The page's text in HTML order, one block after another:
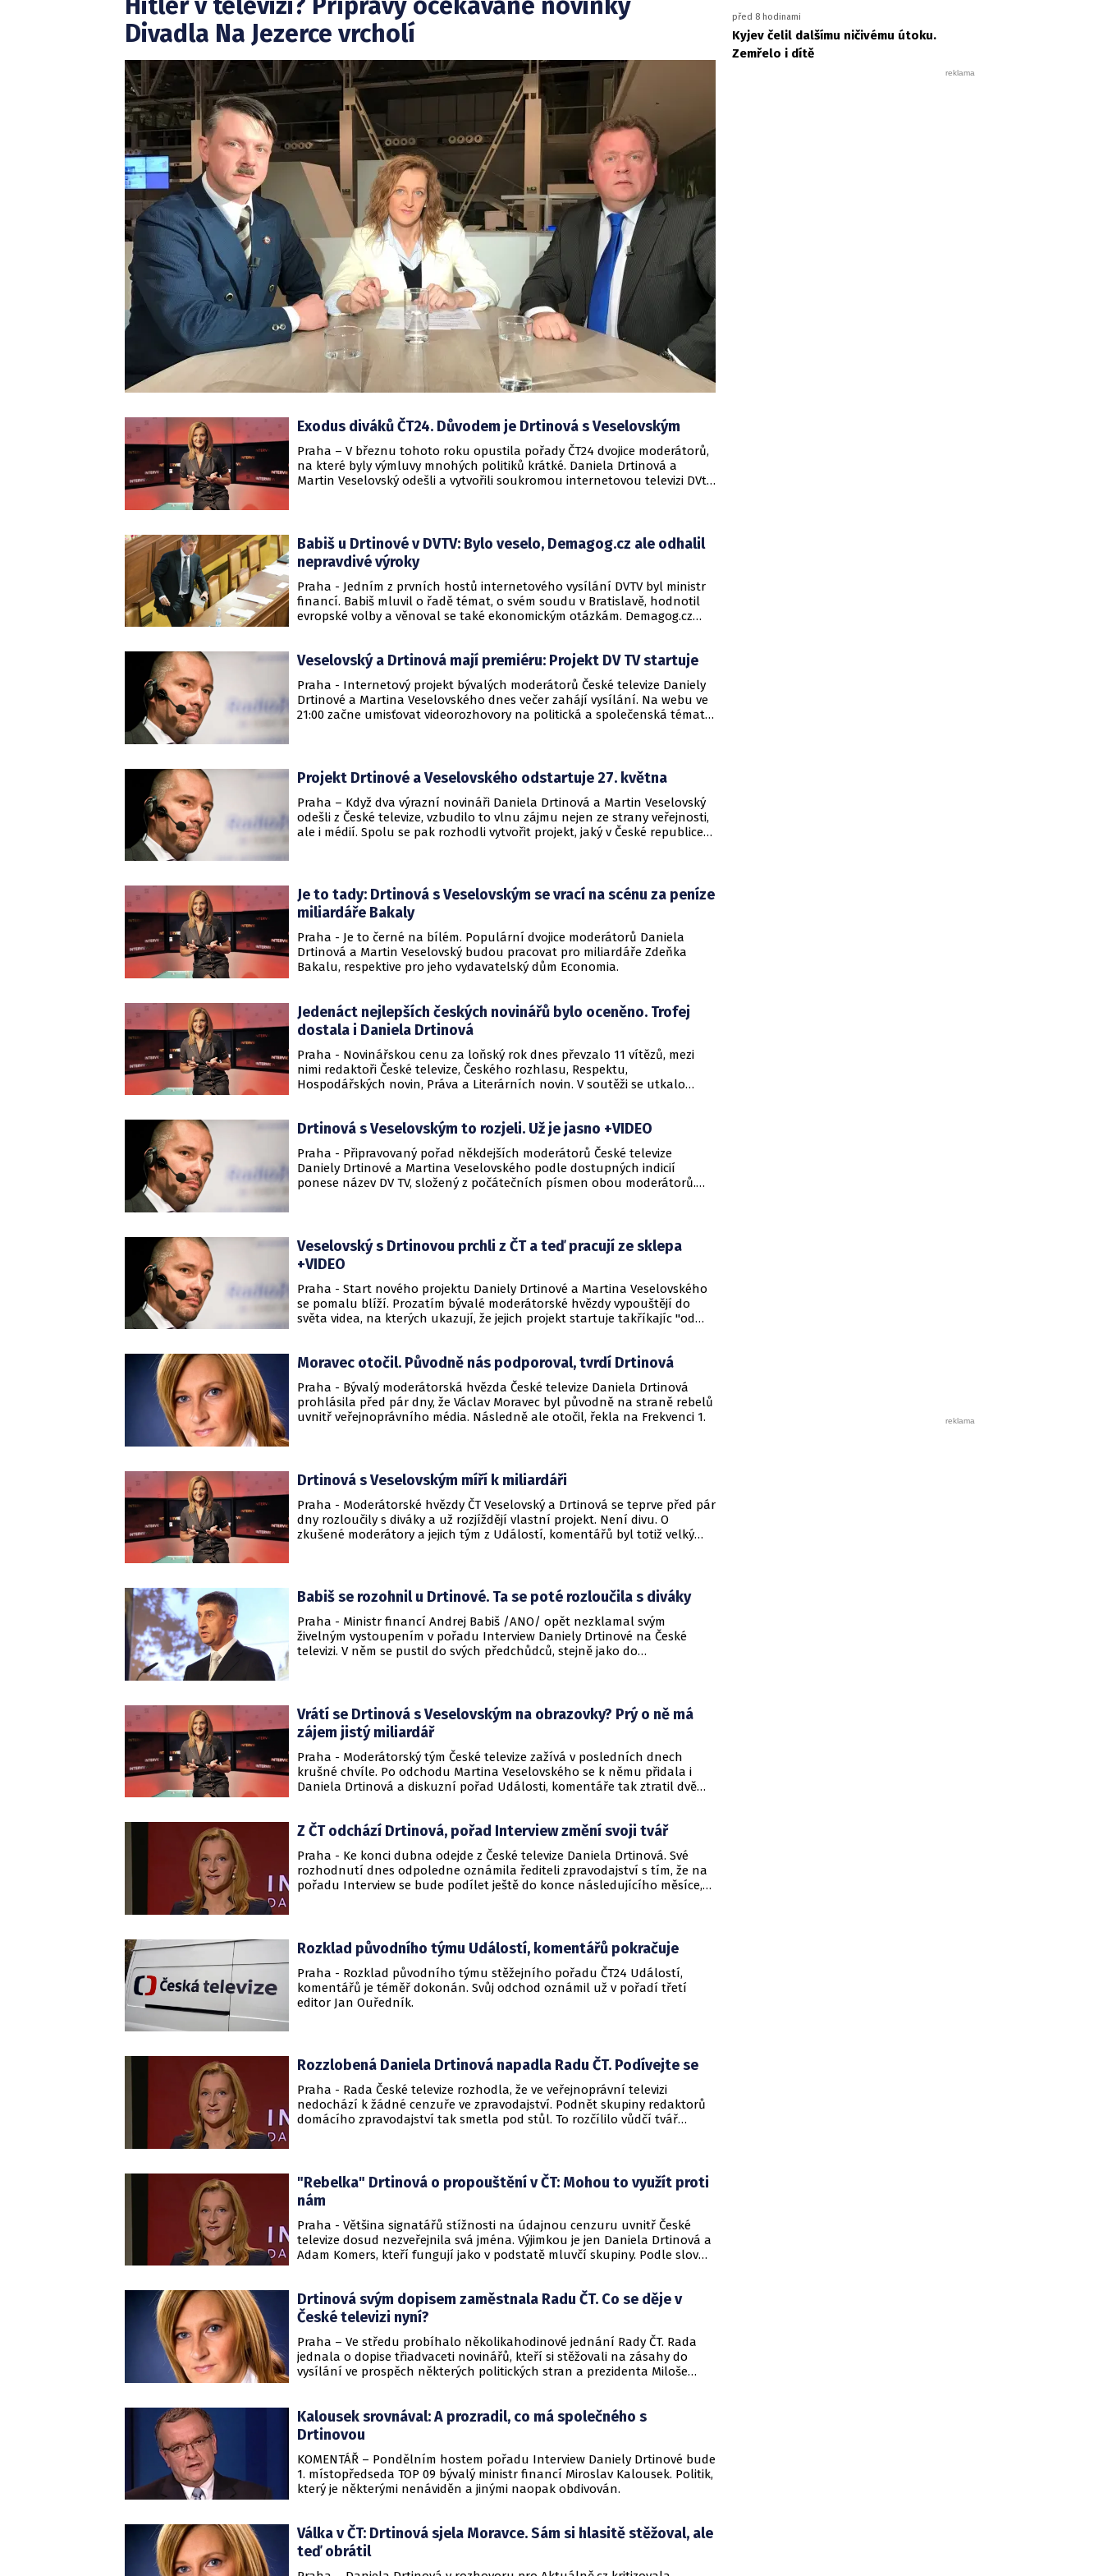
Divadla Na Jezerce vrcholí
Exodus diváků ČT24. Důvodem je Drtinová s Veselovským
Praha – V březnu tohoto roku opustila pořady ČT24 dvojice moderátorů,
na které byly výmluvy mnohých politiků krátké. Daniela Drtinová a
Martin Veselovský odešli a vytvořili soukromou internetovou televizi DVtv.
Babiš u Drtinové v DVTV: Bylo veselo, Demagog.cz ale odhalil
nepravdivé výroky
Praha - Jedním z prvních hostů internetového vysílání DVTV byl ministr
financí. Babiš mluvil o řadě témat, o svém soudu v Bratislavě, hodnotil
evropské volby a věnoval se také ekonomickým otázkám. Demagog.cz
Veselovský a Drtinová mají premiéru: Projekt DV TV startuje
Praha - Internetový projekt bývalých moderátorů České televize Daniely
Drtinové a Martina Veselovského dnes večer zahájí vysílání. Na webu ve
21:00 začne umisťovat videorozhovory na politická a společenská témata.
Projekt Drtinové a Veselovského odstartuje 27. května
Praha – Když dva výrazní novináři Daniela Drtinová a Martin Veselovský
odešli z České televize, vzbudilo to vlnu zájmu nejen ze strany veřejnosti,
ale i médií. Spolu se pak rozhodli vytvořit projekt, jaký v České republice
Je to tady: Drtinová s Veselovským se vrací na scénu za peníze
miliardáře Bakaly
Praha - Je to černé na bílém. Populární dvojice moderátorů Daniela
Drtinová a Martin Veselovský budou pracovat pro miliardáře Zdeňka
Bakalu, respektive pro jeho vydavatelský dům Economia.
Jedenáct nejlepších českých novinářů bylo oceněno. Trofej
dostala i Daniela Drtinová
Praha - Novinářskou cenu za loňský rok dnes převzalo 11 vítězů, mezi
nimi redaktoři České televize, Českého rozhlasu, Respektu,
Hospodářských novin, Práva a Literárních novin. V soutěži se utkalo
Society Fund Praha ve spolupráci s českým Googlem a společností
Drtinová s Veselovským to rozjeli. Už je jasno +VIDEO
Praha - Připravovaný pořad někdejších moderátorů České televize
Daniely Drtinové a Martina Veselovského podle dostupných indicií
ponese název DV TV, složený z počátečních písmen obou moderátorů.
Veselovský s Drtinovou prchli z ČT a teď pracují ze sklepa
+VIDEO
Praha - Start nového projektu Daniely Drtinové a Martina Veselovského
se pomalu blíží. Prozatím bývalé moderátorské hvězdy vypouštějí do
světa videa, na kterých ukazují, že jejich projekt startuje takříkajíc "od
Moravec otočil. Původně nás podporoval, tvrdí Drtinová
Praha - Bývalý moderátorská hvězda České televize Daniela Drtinová
prohlásila před pár dny, že Václav Moravec byl původně na straně rebelů
uvnitř veřejnoprávního média. Následně ale otočil, řekla na Frekvenci 1.
Drtinová s Veselovským míří k miliardáři
Praha - Moderátorské hvězdy ČT Veselovský a Drtinová se teprve před pár
dny rozloučily s diváky a už rozjíždějí vlastní projekt. Není divu. O
zkušené moderátory a jejich tým z Událostí, komentářů byl totiž velký
Babiš se rozohnil u Drtinové. Ta se poté rozloučila s diváky
Praha - Ministr financí Andrej Babiš /ANO/ opět nezklamal svým
živelným vystoupením v pořadu Interview Daniely Drtinové na České
televizi. V něm se pustil do svých předchůdců, stejně jako do
Vrátí se Drtinová s Veselovským na obrazovky? Prý o ně má
zájem jistý miliardář
Praha - Moderátorský tým České televize zažívá v posledních dnech
krušné chvíle. Po odchodu Martina Veselovského se k němu přidala i
Daniela Drtinová a diskuzní pořad Události, komentáře tak ztratil dvě
televizi, ale v soukromém médiu.
Z ČT odchází Drtinová, pořad Interview změní svoji tvář
Praha - Ke konci dubna odejde z České televize Daniela Drtinová. Své
rozhodnutí dnes odpoledne oznámila řediteli zpravodajství s tím, že na
pořadu Interview se bude podílet ještě do konce následujícího měsíce,
Rozklad původního týmu Událostí, komentářů pokračuje
Praha - Rozklad původního týmu stěžejního pořadu ČT24 Událostí,
komentářů je téměř dokonán. Svůj odchod oznámil už v pořadí třetí
editor Jan Ouředník.
Rozzlobená Daniela Drtinová napadla Radu ČT. Podívejte se
Praha - Rada České televize rozhodla, že ve veřejnoprávní televizi
nedochází k žádné cenzuře ve zpravodajství. Podnět skupiny redaktorů
domácího zpravodajství tak smetla pod stůl. To rozčílilo vůdčí tvář
"Rebelka" Drtinová o propouštění v ČT: Mohou to využít proti
nám
Praha - Většina signatářů stížnosti na údajnou cenzuru uvnitř České
televize dosud nezveřejnila svá jména. Výjimkou je jen Daniela Drtinová a
Adam Komers, kteří fungují jako v podstatě mluvčí skupiny. Podle slov
Drtinová svým dopisem zaměstnala Radu ČT. Co se děje v
České televizi nyní?
Praha – Ve středu probíhalo několikahodinové jednání Rady ČT. Rada
jednala o dopise třiadvaceti novinářů, kteří si stěžovali na zásahy do
vysílání ve prospěch některých politických stran a prezidenta Miloše
Kalousek srovnával: A prozradil, co má společného s
Drtinovou
KOMENTÁŘ – Pondělním hostem pořadu Interview Daniely Drtinové bude
1. místopředseda TOP 09 bývalý ministr financí Miroslav Kalousek. Politik,
který je některými nenáviděn a jinými naopak obdivován.
Válka v ČT: Drtinová sjela Moravce. Sám si hlasitě stěžoval, ale
teď obrátil
před 8 hodinami
Kyjev čelil dalšímu ničivému útoku.
Zemřelo i dítě